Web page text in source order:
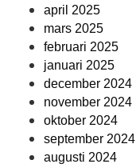
april 2025
mars 2025
februari 2025
januari 2025
december 2024
november 2024
oktober 2024
september 2024
augusti 2024